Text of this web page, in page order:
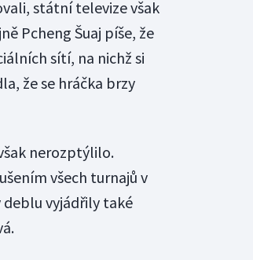
státní televize však
Pcheng Šuaj píše, že
sítí, na nichž si
že se hráčka brzy
nerozptýlilo.
všech turnajů v
deblu vyjádřily také